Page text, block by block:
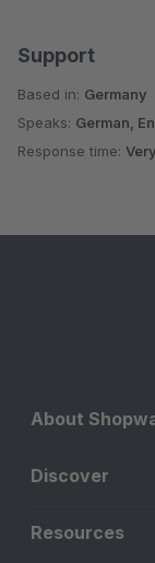
Support
Based in: Germany
Speaks: German,
Response time:
About
Discover
Resources